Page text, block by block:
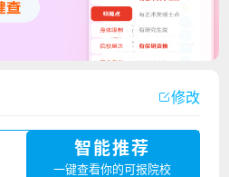
修改
智能推荐
一键查看你的可报院校
厦门大学嘉庚学院2023年艺术类招生简章